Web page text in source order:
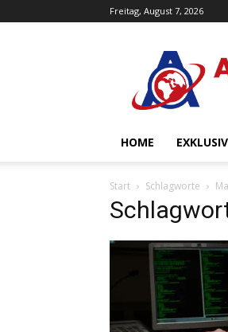
Freitag, August 7, 2026
HOME EXKLUSIV
Start Schlagworte